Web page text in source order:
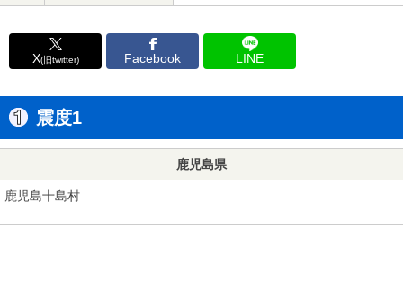
X(旧twitter) Facebook LINE
震度1
鹿児島県
鹿児島十島村